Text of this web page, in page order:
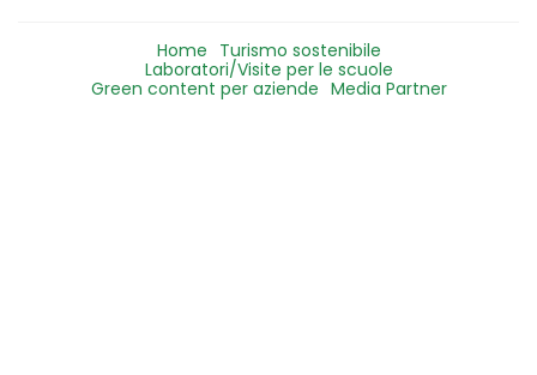
Home Turismo sostenibile
Laboratori/Visite per le scuole
Green content per aziende Media Partner